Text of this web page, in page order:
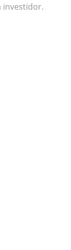
investidor.